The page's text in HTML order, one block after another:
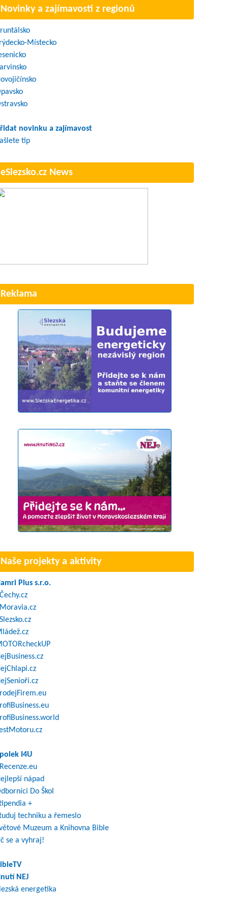
Novinky a zajímavosti z regionů
Místecko
novinku a zajímavost
tip
eSlezsko.cz News
Reklama
Naše projekty a aktivity
Plus s.r.o.
I4U
nápad
Do Škol
+
techniku a řemeslo
Muzeum a Knihovna Bible
se a vyhraj!
NEJ
energetika